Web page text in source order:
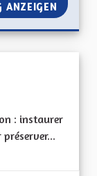
ANZEIGEN
: instaurer